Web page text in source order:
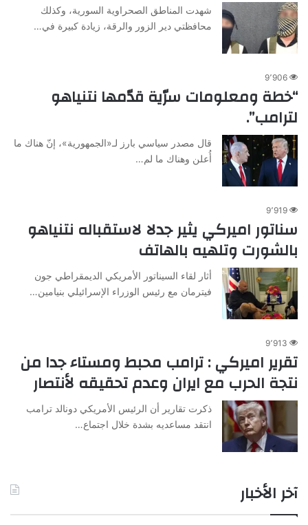
شهدت المناطق الصحراوية السورية، وكذلك
محافظتي دير الزور والرقة، زيادة كبيرة في…
9٬906
“خطة ومعلومات سرّية قدّمها نتنياهو
لترامب”.
قال مصدر سياسي بارز لـ«الجمهورية»، إنّ هناك ما
أُعلن وهناك ما لم…
9٬919
سناتور اميركي يثير جدلا لاستقباله نتنياهو
بالشورت وتلهيه بالهاتف
أثار لقاء السيناتور الأمريكي الديمقراطي جون
فيترمان مع رئيس الوزراء الإسرائيلي بنيامين…
9٬913
تقرير اميركي : ترامب محبط ومستاء جدا من
نتجة الحرب مع ايران وعدم تحقيقه لأنتصار
ذكرت تقارير أن الرئيس الأمريكي دونالد ترامب
انتقد مساعديه بشدة خلال اجتماع…
آخر الأخبار